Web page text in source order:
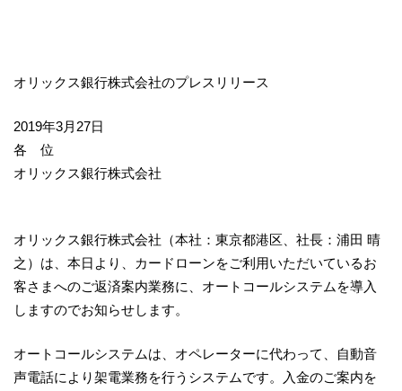
オリックス銀行株式会社のプレスリリース
2019年3月27日
各 位
オリックス銀行株式会社
オリックス銀行株式会社（本社：東京都港区、社長：浦田 晴
之）は、本日より、カードローンをご利用いただいているお
客さまへのご返済案内業務に、オートコールシステムを導入
しますのでお知らせします。
オートコールシステムは、オペレーターに代わって、自動音
声電話により架電業務を行うシステムです。入金のご案内を